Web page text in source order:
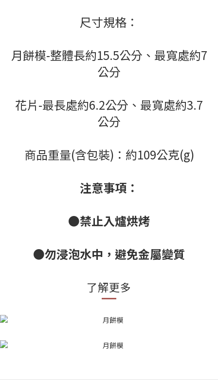
尺寸規格：
月餅模-整體長約15.5公分、最寬處約7
公分
花片-最長處約6.2公分、最寬處約3.7
公分
商品重量(含包裝)：約109公克(g)
注意事項：
●禁止入爐烘烤
●勿浸泡水中，避免金屬變質
了解更多